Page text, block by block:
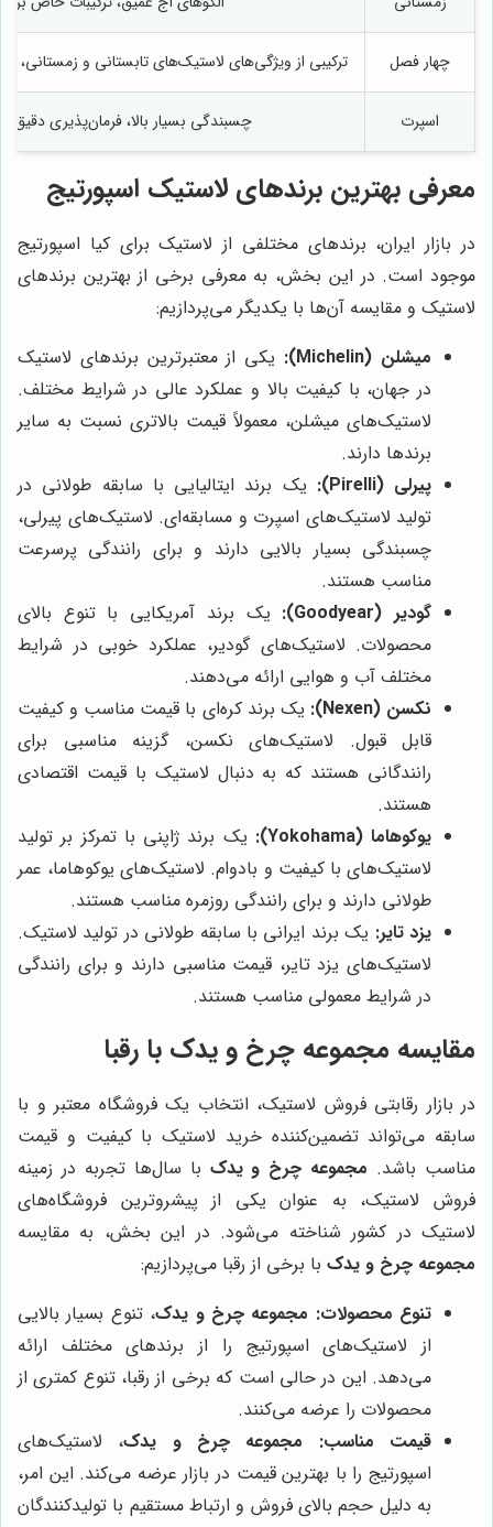
چهار فصل ترکیبی از ویژگی‌های لاستیک‌های تابستانی و زمستانی،
اسپرت چسبندگی بسیار بالا، فرمان‌پذیری
معرفی بهترین برندهای لاستیک اسپورتیج
در بازار ایران، برندهای مختلفی از لاستیک برای کیا اسپورتیج
موجود است. در این بخش، به معرفی برخی از بهترین برندهای
لاستیک و مقایسه آن‌ها با یکدیگر می‌پردازیم:
میشلن (Michelin):
یکی از معتبرترین برندهای لاستیک
در جهان، با کیفیت بالا و عملکرد عالی در شرایط مختلف.
لاستیک‌های میشلن، معمولاً قیمت بالاتری نسبت به سایر
برندها دارند.
پیرلی (Pirelli):
یک برند ایتالیایی با سابقه طولانی در
تولید لاستیک‌های اسپرت و مسابقه‌ای. لاستیک‌های پیرلی،
چسبندگی بسیار بالایی دارند و برای رانندگی پرسرعت
مناسب هستند.
گودیر (Goodyear):
یک برند آمریکایی با تنوع بالای
محصولات. لاستیک‌های گودیر، عملکرد خوبی در شرایط
مختلف آب و هوایی ارائه می‌دهند.
نکسن (Nexen):
یک برند کره‌ای با قیمت مناسب و کیفیت
قابل قبول. لاستیک‌های نکسن، گزینه مناسبی برای
رانندگانی هستند که به دنبال لاستیک با قیمت اقتصادی
هستند.
یوکوهاما (Yokohama):
یک برند ژاپنی با تمرکز بر تولید
لاستیک‌های با کیفیت و بادوام. لاستیک‌های یوکوهاما، عمر
طولانی دارند و برای رانندگی روزمره مناسب هستند.
یزد تایر: یک برند ایرانی با سابقه طولانی در تولید لاستیک.
لاستیک‌های یزد تایر، قیمت مناسبی دارند و برای رانندگی
در شرایط معمولی مناسب هستند.
مقایسه مجموعه چرخ و یدک با رقبا
در بازار رقابتی فروش لاستیک، انتخاب یک فروشگاه معتبر و با
سابقه می‌تواند تضمین‌کننده خرید لاستیک با کیفیت و قیمت
مناسب باشد. مجموعه چرخ و یدک با سال‌ها تجربه در زمینه
فروش لاستیک، به عنوان یکی از پیشروترین فروشگاه‌های
لاستیک در کشور شناخته می‌شود. در این بخش، به مقایسه
مجموعه چرخ و یدک با برخی از رقبا می‌پردازیم:
تنوع محصولات: مجموعه چرخ و یدک، تنوع بسیار بالایی
از لاستیک‌های اسپورتیج را از برندهای مختلف ارائه
می‌دهد. این در حالی است که برخی از رقبا، تنوع کمتری از
محصولات را عرضه می‌کنند.
قیمت مناسب:
مجموعه چرخ و یدک، لاستیک‌های
اسپورتیج را با بهترین قیمت در بازار عرضه می‌کند. این امر،
به دلیل حجم بالای فروش و ارتباط مستقیم با تولیدکنندگان